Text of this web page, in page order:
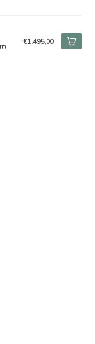
€1.495,00